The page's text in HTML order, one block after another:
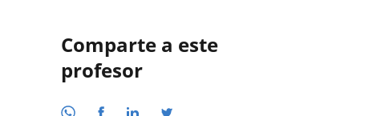
Comparte a este
profesor